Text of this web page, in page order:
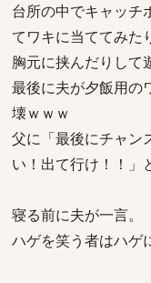
台所の中でキャッチ
てワキに当ててみた
胸元に挟んだりして
最後に夫が夕飯用の
壊ｗｗｗ
父に「最後にチャン
い！出て行け！！」
寝る前に夫が一言。
ハゲを笑う者はハゲ